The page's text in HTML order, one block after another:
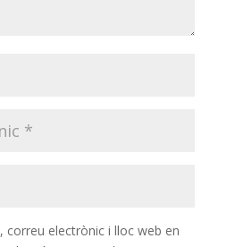
correu electrònic i lloc web en